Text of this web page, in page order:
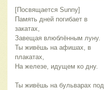
[Посвящается Sunny]
Память дней погибает в
закатах,
Завещая влюблённым луну.
Ты живёшь на афишах, в
плакатах,
На железе, идущем ко дну.
Ты живёшь на бульварах под